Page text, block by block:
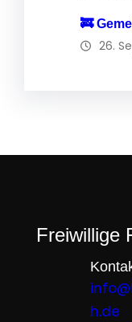
🚒
26.
Freiwillige
h.de